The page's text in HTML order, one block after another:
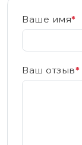
Ваше имя*
Ваш отзыв*